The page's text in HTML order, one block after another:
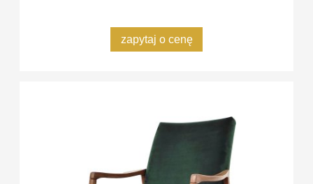
zapytaj o cenę